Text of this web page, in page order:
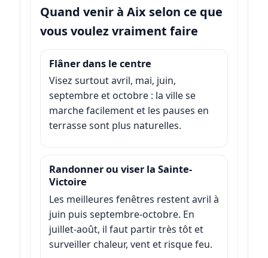
Quand venir à Aix selon ce que
vous voulez vraiment faire
Flâner dans le centre
Visez surtout avril, mai, juin,
septembre et octobre : la ville se
marche facilement et les pauses en
terrasse sont plus naturelles.
Randonner ou viser la Sainte-
Victoire
Les meilleures fenêtres restent avril à
juin puis septembre-octobre. En
juillet-août, il faut partir très tôt et
surveiller chaleur, vent et risque feu.